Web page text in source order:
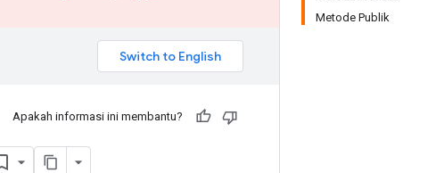
Metode Publik
Apakah informasi ini membantu?